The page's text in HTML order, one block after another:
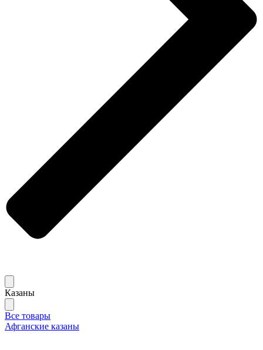
Казаны
Все товары
Афганские казаны